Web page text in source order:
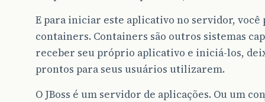
E para iniciar este aplicativo no servidor, você
containers. Containers são outros sistemas
receber seu próprio aplicativo e iniciá-los,
prontos para seus usuários utilizarem.
O JBoss é um servidor de aplicações. Ou um